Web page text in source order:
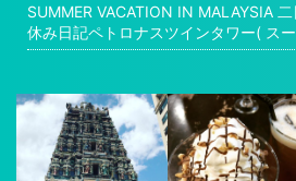
SUMMER VACATION IN MALAYSIA
休み日記ペトロナスツインタワー( ス